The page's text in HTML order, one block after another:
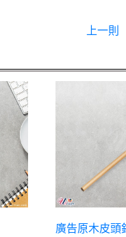
上一則
廣告原木皮頭